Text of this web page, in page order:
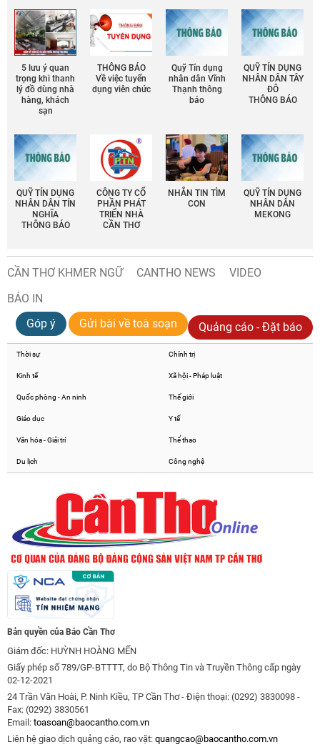
5 lưu ý quan
trọng khi thanh
lý đồ dùng nhà
hàng, khách
sạn
THÔNG BÁO
Về việc tuyển
dụng viên chức
Quỹ Tín dụng
nhân dân Vĩnh
Thạnh thông
báo
QUỸ TÍN DỤNG
NHÂN DÂN TÂY
ĐÔ
THÔNG BÁO
QUỸ TÍN DỤNG
NHÂN DÂN TÍN
NGHĨA
THÔNG BÁO
CÔNG TY CỔ
PHẦN PHÁT
TRIỂN NHÀ
CẦN THƠ
NHẮN TIN TÌM
CON
QUỸ TÍN DỤNG
NHÂN DÂN
MEKONG
CẦN THƠ KHMER NGỮ CANTHO NEWS
VIDEO
BÁO IN
Góp ý
Gửi bài về toà soạn Quảng cáo - Đặt báo
Thời sự Chính trị
Kinh tế Xã hội - Pháp luật
Quốc phòng - An ninh Thế giới
Giáo dục Y tế
Văn hóa - Giải trí Thể thao
Du lịch Công nghệ
Bản quyền của Báo Cần Thơ
Giám đốc: HUỲNH HOÀNG MẾN
Giấy phép số 789/GP-BTTTT, do Bộ Thông Tin và Truyền Thông cấp ngày
02-12-2021
24 Trần Văn Hoài, P. Ninh Kiều, TP Cần Thơ - Điện thoại: (0292) 3830098 -
Fax: (0292) 3830561
Email: toasoan@baocantho.com.vn
Liên hệ giao dịch quảng cáo, rao vặt: quangcao@baocantho.com.vn